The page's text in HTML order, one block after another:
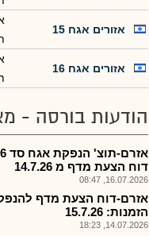
אזורים אגח 15
אזורים אגח 16
הודעות בורסה -
דוח הצעת מדף מ 14.7.26
16.07.2026, 08:47
הזמנות: 15.7.26
14.07.2026, 18:23